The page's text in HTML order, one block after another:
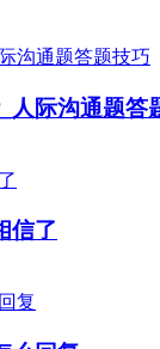
人际沟通题答
信了